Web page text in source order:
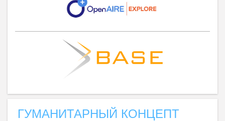
ГУМАНИТАРНЫЙ КОНЦЕПТ